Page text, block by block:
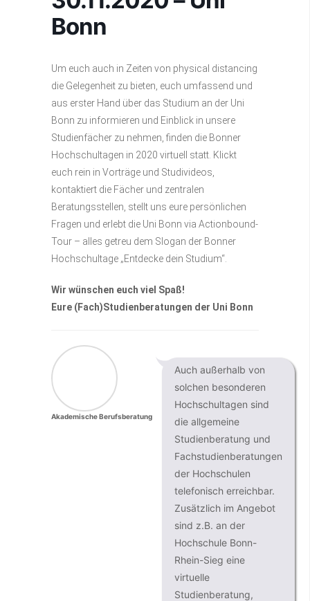
Bonn
Um euch auch in Zeiten von physical distancing
die Gelegenheit zu bieten, euch umfassend und
aus erster Hand über das Studium an der Uni
Bonn zu informieren und Einblick in unsere
Studienfächer zu nehmen, finden die Bonner
Hochschultagen in 2020 virtuell statt. Klickt
euch rein in Vorträge und Studivideos,
kontaktiert die Fächer und zentralen
Beratungsstellen, stellt uns eure persönlichen
Fragen und erlebt die Uni Bonn via Actionbound-
Tour – alles getreu dem Slogan der Bonner
Hochschultage „Entdecke dein Studium“.
Wir wünschen euch viel Spaß!
Eure (Fach)Studienberatungen der Uni Bonn
Akademische Berufsberatung
Auch außerhalb von
solchen besonderen
Hochschultagen sind
die allgemeine
Studienberatung und
Fachstudienberatungen
der Hochschulen
telefonisch erreichbar.
Zusätzlich im Angebot
sind z.B. an der
Hochschule Bonn-
Rhein-Sieg eine
virtuelle
Studienberatung,